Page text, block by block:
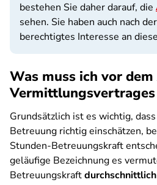
bestehen Sie daher darauf, die
sehen. Sie haben auch nach
berechtigtes Interesse an
Was muss ich vor
Vermittlungsvertrages
Grundsätzlich ist es wichtig,
Betreuung richtig einschätzen,
Stunden-Betreuungskraft
geläufige Bezeichnung es
Betreuungskraft